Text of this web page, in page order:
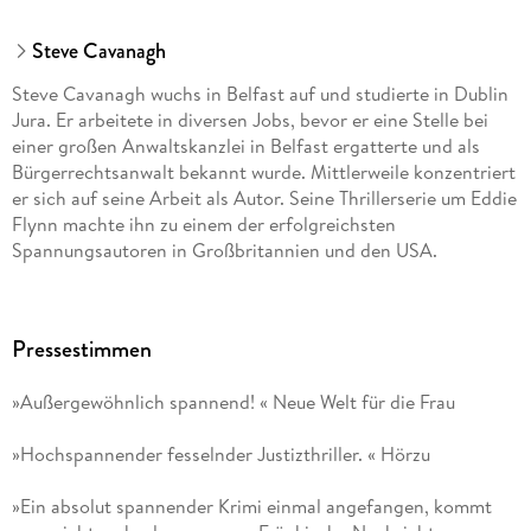
Steve Cavanagh
Steve Cavanagh wuchs in Belfast auf und studierte in Dublin
Jura. Er arbeitete in diversen Jobs, bevor er eine Stelle bei
einer großen Anwaltskanzlei in Belfast ergatterte und als
Bürgerrechtsanwalt bekannt wurde. Mittlerweile konzentriert
er sich auf seine Arbeit als Autor. Seine Thrillerserie um Eddie
Flynn machte ihn zu einem der erfolgreichsten
Spannungsautoren in Großbritannien und den USA.
Pressestimmen
»Außergewöhnlich spannend! « Neue Welt für die Frau
»Hochspannender fesselnder Justizthriller. « Hörzu
»Ein absolut spannender Krimi einmal angefangen, kommt